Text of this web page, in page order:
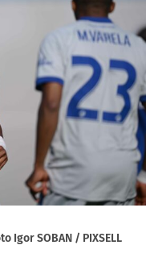
Igor SOBAN / PIXSELL